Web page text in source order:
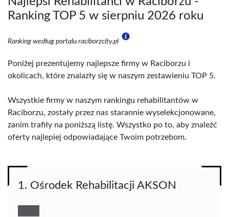
Ranking TOP 5 w sierpniu 2026 roku
Ranking według portalu raciborzcity.pl
Poniżej prezentujemy najlepsze firmy w Raciborzu i
okolicach, które znalazły się w naszym zestawieniu TOP 5.
Wszystkie firmy w naszym rankingu rehabilitantów w
Raciborzu, zostały przez nas starannie wyselekcjonowane,
zanim trafiły na poniższą listę. Wszystko po to, aby znaleźć
oferty najlepiej odpowiadające Twoim potrzebom.
1. Ośrodek Rehabilitacji AKSON